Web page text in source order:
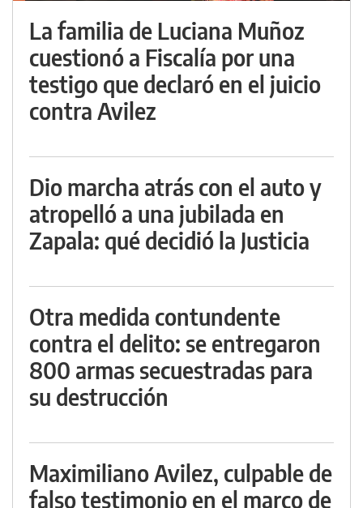
La familia de Luciana Muñoz
cuestionó a Fiscalía por una
testigo que declaró en el juicio
contra Avilez
Dio marcha atrás con el auto y
atropelló a una jubilada en
Zapala: qué decidió la Justicia
Otra medida contundente
contra el delito: se entregaron
800 armas secuestradas para
su destrucción
Maximiliano Avilez, culpable de
falso testimonio en el marco de